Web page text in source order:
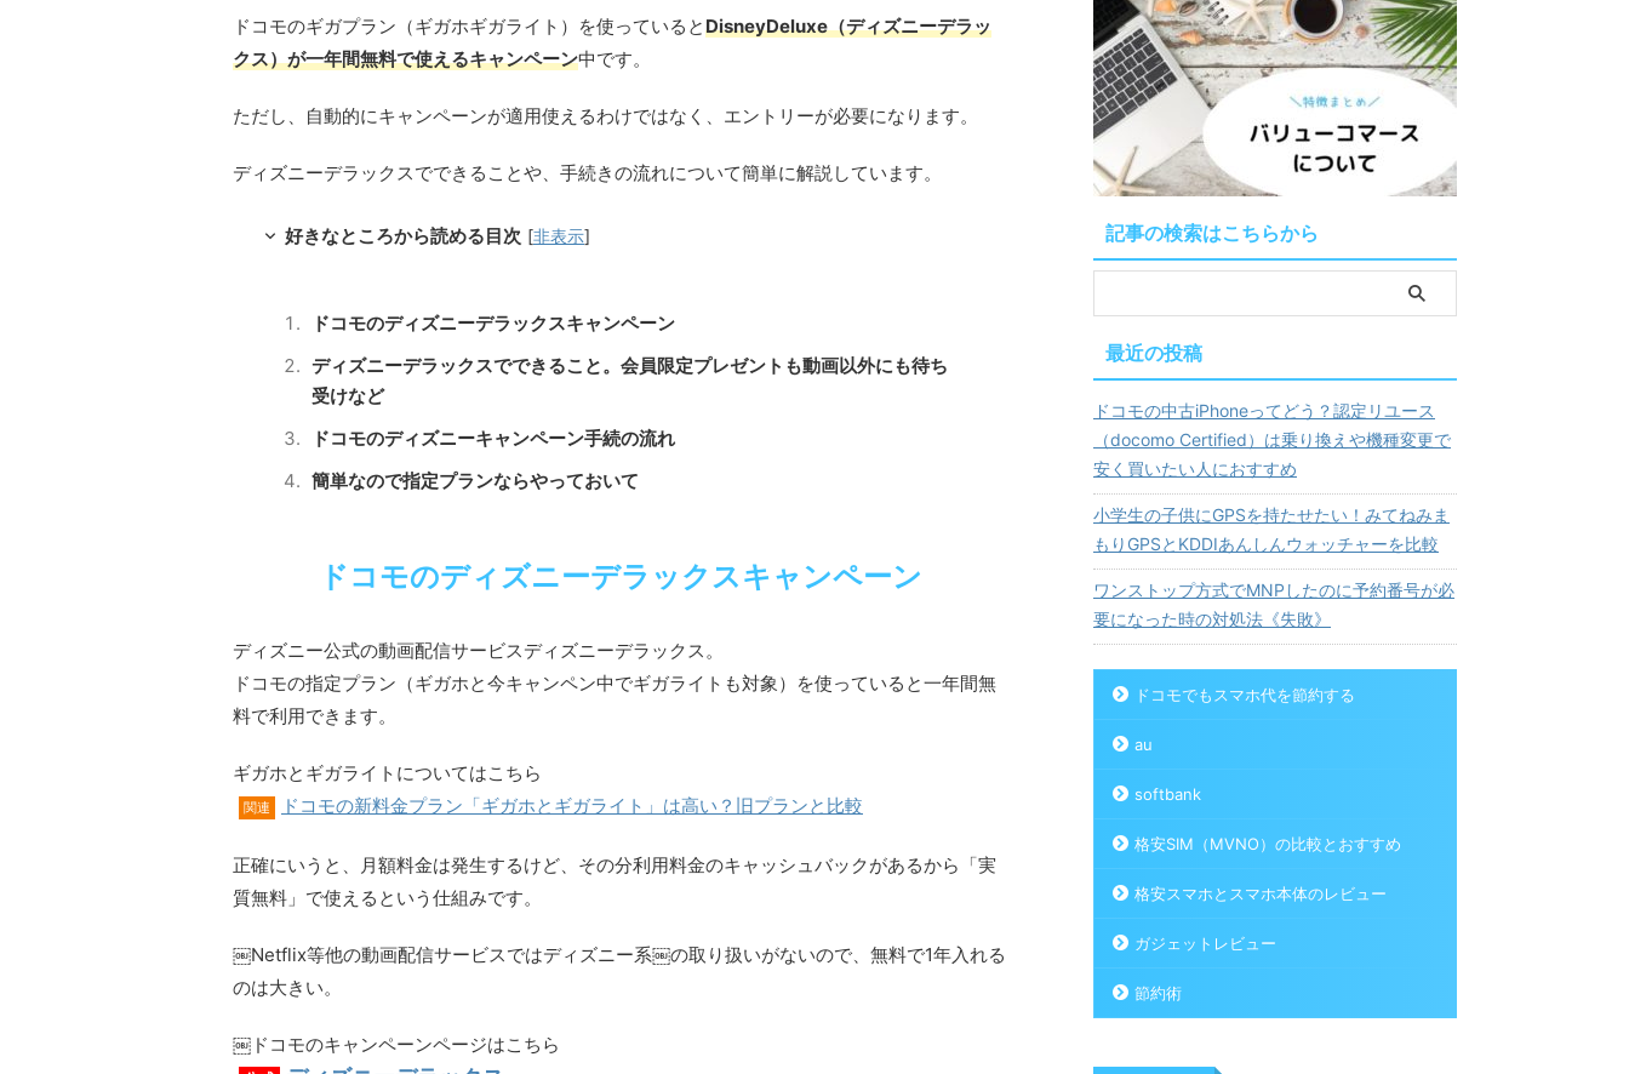
ドコモのギガプラン（ギガホギガライト）を使っているとDisneyDeluxe（ディズニーデラッ
クス）が一年間無料で使えるキャンペーン中です。
ただし、自動的にキャンペーンが適用使えるわけではなく、エントリーが必要になります。
ディズニーデラックスでできることや、手続きの流れについて簡単に解説しています。
好きなところから読める目次 [非表示]
ドコモのディズニーデラックスキャンペーン
ディズニーデラックスでできること。会員限定プレゼントも動画以外にも待ち
受けなど
ドコモのディズニーキャンペーン手続の流れ
簡単なので指定プランならやっておいて
ドコモのディズニーデラックスキャンペーン
ディズニー公式の動画配信サービスディズニーデラックス。
ドコモの指定プラン（ギガホと今キャンペン中でギガライトも対象）を使っていると一年間無
料で利用できます。
ギガホとギガライトについてはこちら
関連 ドコモの新料金プラン「ギガホとギガライト」は高い？旧プランと比較
正確にいうと、月額料金は発生するけど、その分利用料金のキャッシュバックがあるから「実
質無料」で使えるという仕組みです。
￼Netflix等他の動画配信サービスではディズニー系￼の取り扱いがないので、無料で1年入れる
のは大きい。
￼ドコモのキャンペーンページはこちら
記事の検索はこちらから
最近の投稿
ドコモの中古iPhoneってどう？認定リユース
（docomo Certified）は乗り換えや機種変更で
安く買いたい人におすすめ
小学生の子供にGPSを持たせたい！みてねみま
もりGPSとKDDIあんしんウォッチャーを比較
ワンストップ方式でMNPしたのに予約番号が必
要になった時の対処法《失敗》
ドコモでもスマホ代を節約する
au
softbank
格安SIM（MVNO）の比較とおすすめ
格安スマホとスマホ本体のレビュー
ガジェットレビュー
節約術